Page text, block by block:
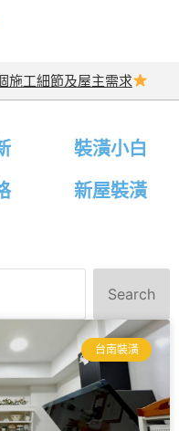
施工細節及屋主需求
裝潢小白
新屋裝潢
Search
台南裝潢